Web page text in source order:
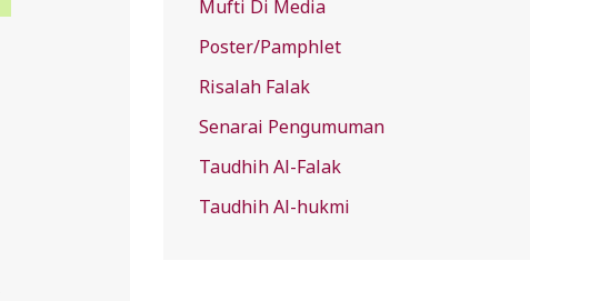
Mufti Di Media
Poster/Pamphlet
Risalah Falak
Senarai Pengumuman
Taudhih Al-Falak
Taudhih Al-hukmi